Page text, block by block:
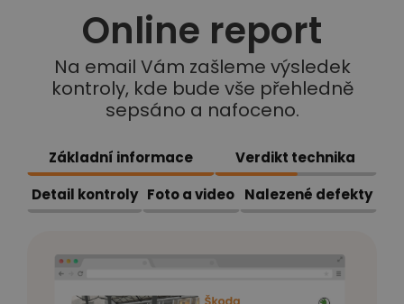
Online report
Na email Vám zašleme výsledek
kontroly, kde bude vše přehledně
sepsáno a nafoceno.
Základní informace
Verdikt technika
Detail kontroly Foto a video Nalezené defekty